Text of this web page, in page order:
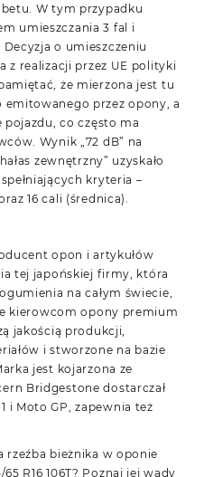
W tym przypadku
umieszczania 3 fal i
o umieszczeniu
z realizacji przez UE polityki
że mierzona jest tu
emitowanego przez opony, a
pojazdu, co często ma
Wynik „72 dB” na
zewnętrzny” uzyskało
kryteria –
16 cali (średnica).
opon i artykułów
tej japońskiej firmy, która
na całym świecie,
kierowcom opony premium
jakością produkcji,
i stworzone na bazie
jest kojarzona ze
Bridgestone dostarczał
i Moto GP, zapewnia też
rzeźba bieżnika w oponie
R16 106T? Poznaj jej wady